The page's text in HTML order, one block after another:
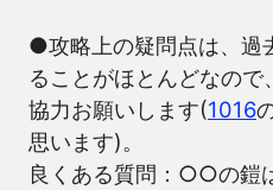
●攻略上の疑問点は、過
ることがほとんどなので
協力お願いします(1016
思います)。
良くある質問：○○の鎧